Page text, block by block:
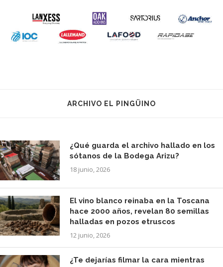
ARCHIVO EL PINGÜINO
¿Qué guarda el archivo hallado en los
sótanos de la Bodega Arizu?
18 junio, 2026
El vino blanco reinaba en la Toscana
hace 2000 años, revelan 80 semillas
halladas en pozos etruscos
12 junio, 2026
¿Te dejarías filmar la cara mientras